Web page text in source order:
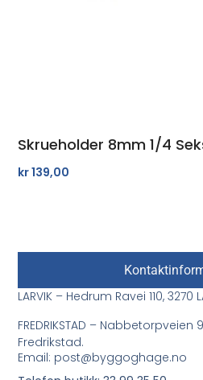
Skrueholder 8mm 1/4
kr139,00
LARVIK – Hedrum Ravei 110, 3270
FREDRIKSTAD – Nabbetorpveien
Fredrikstad.
Email: post@byggoghage.no